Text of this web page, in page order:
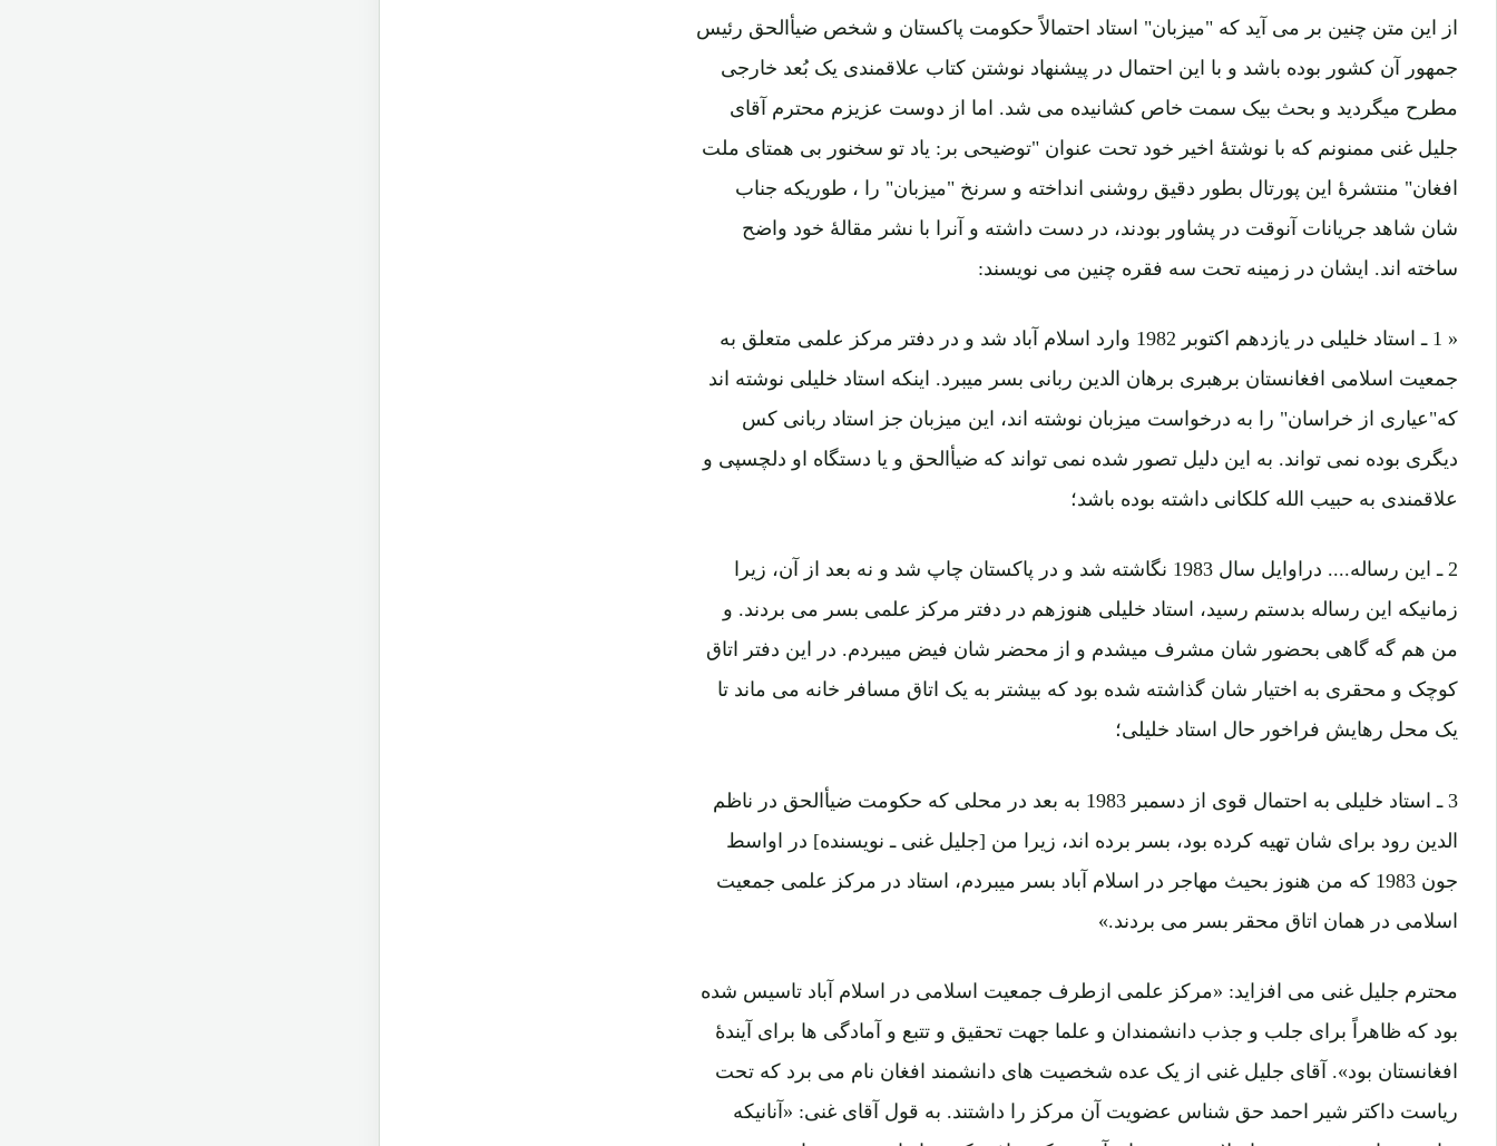
از این متن چنین بر می آید که "میزبان" استاد احتمالاً حکومت پاکستان و شخص ضیأالحق رئیس
جمهور آن کشور بوده باشد و با این احتمال در پیشنهاد نوشتن کتاب علاقمندی یک بُعد خارجی
مطرح میگردید و بحث بیک سمت خاص کشانیده می شد. اما از دوست عزیزم محترم آقای
جلیل غنی ممنونم که با نوشتۀ اخیر خود تحت عنوان "توضیحی بر: یاد تو سخنور بی همتای ملت
افغان" منتشرۀ این پورتال بطور دقیق روشنی انداخته و سرنخ "میزبان" را ، طوریکه جناب
شان شاهد جریانات آنوقت در پشاور بودند، در دست داشته و آنرا با نشر مقالۀ خود واضح
ساخته اند. ایشان در زمینه تحت سه فقره چنین می نویسند:
« 1 ـ استاد خلیلی در یازدهم اکتوبر 1982 وارد اسلام آباد شد و در دفتر مرکز علمی متعلق به
جمعیت اسلامی افغانستان برهبری برهان الدین ربانی بسر میبرد. اینکه استاد خلیلی نوشته اند
که"عیاری از خراسان" را به درخواست میزبان نوشته اند، این میزبان جز استاد ربانی کس
دیگری بوده نمی تواند. به این دلیل تصور شده نمی تواند که ضیأالحق و یا دستگاه او دلچسپی و
علاقمندی به حبیب الله کلکانی داشته بوده باشد؛
2 ـ این رساله.... دراوایل سال 1983 نگاشته شد و در پاکستان چاپ شد و نه بعد از آن، زیرا
زمانیکه این رساله بدستم رسید، استاد خلیلی هنوزهم در دفتر مرکز علمی بسر می بردند. و
من هم گه گاهی بحضور شان مشرف میشدم و از محضر شان فیض میبردم. در این دفتر اتاق
کوچک و محقری به اختیار شان گذاشته شده بود که بیشتر به یک اتاق مسافر خانه می ماند تا
یک محل رهایش فراخور حال استاد خلیلی؛
3 ـ استاد خلیلی به احتمال قوی از دسمبر 1983 به بعد در محلی که حکومت ضیأالحق در ناظم
الدین رود برای شان تهیه کرده بود، بسر برده اند، زیرا من [جلیل غنی ـ نویسنده] در اواسط
جون 1983 که من هنوز بحیث مهاجر در اسلام آباد بسر میبردم، استاد در مرکز علمی جمعیت
اسلامی در همان اتاق محقر بسر می بردند.»
محترم جلیل غنی می افزاید: «مرکز علمی ازطرف جمعیت اسلامی در اسلام آباد تاسیس شده
بود که ظاهراً برای جلب و جذب دانشمندان و علما جهت تحقیق و تتبع و آمادگی ها برای آیندۀ
افغانستان بود». آقای جلیل غنی از یک عده شخصیت های دانشمند افغان نام می برد که تحت
ریاست داکتر شیر احمد حق شناس عضویت آن مرکز را داشتند. به قول آقای غنی: «آنانیکه